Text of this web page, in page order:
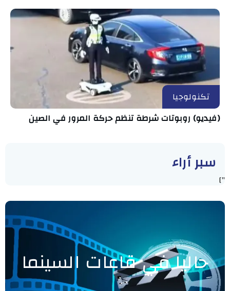
تكنولوجيا
(فيديو) روبوتات شرطة تنظم حركة المرور في الصين
سبر أراء
"]
حاليا في قاعات السينما